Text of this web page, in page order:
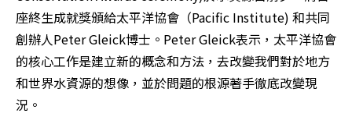
座終生成就獎頒給太平洋協會（Pacific Institute) 和共同
創辦人Peter Gleick博士。Peter Gleick表示，太平洋協會
的核心工作是建立新的概念和方法，去改變我們對於地方
和世界水資源的想像，並於問題的根源著手徹底改變現
況。